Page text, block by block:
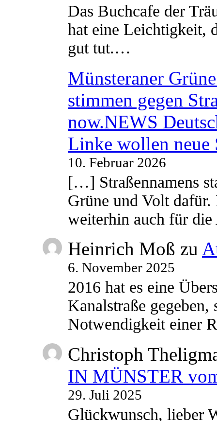
Das Buchcafe der
hat eine Leichtigkeit,
gut tut.…
Münsteraner
stimmen gegen
now.NEWS
Linke wollen neue
10. Februar 2026
[…] Straßennamens
Grüne und Volt
weiterhin auch für
Heinrich Moß zu
6. November 2025
2016 hat es eine
Kanalstraße
Notwendigkeit einer
Christoph
IN MÜNSTER
29. Juli 2025
Glückwunsch, lieber